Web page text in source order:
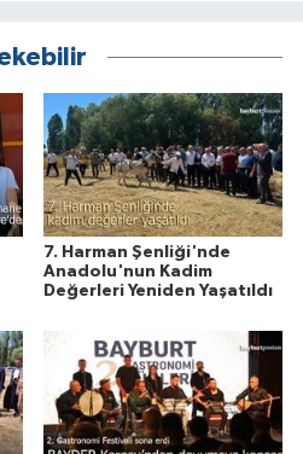
7. Harman Şenliği'nde
Anadolu'nun Kadim
Değerleri Yeniden Yaşatıldı